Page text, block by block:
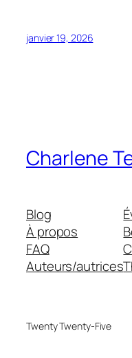
janvier 19, 2026
Charlene
Blog
À propos
FAQ
Auteurs/autrices
Twenty Twenty-Five